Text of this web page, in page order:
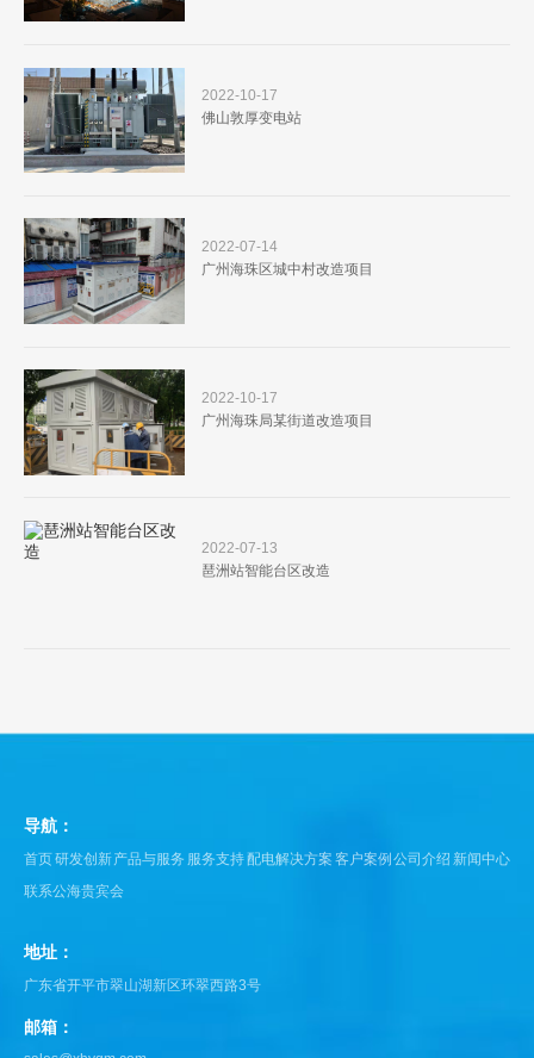
2022-10-17
佛山敦厚变电站
2022-07-14
广州海珠区城中村改造项目
2022-10-17
广州海珠局某街道改造项目
2022-07-13
琶洲站智能台区改造
导航：
首页研发创新产品与服务 服务支持 配电解决方案 客户案例 公司介绍 新闻中心
联系公海贵宾会
地址：
广东省开平市翠山湖新区环翠西路3号
邮箱：